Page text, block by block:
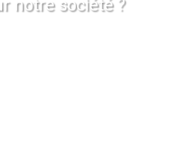
notre société ?